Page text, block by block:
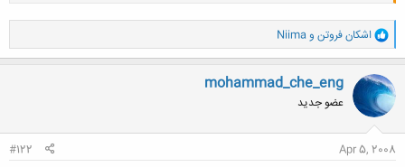
و
ا
ک
ن
ش
ه
ا
اشکان فروتن و Niima
mohammad_che_eng
عضو جدید
Apr 5, 2008
#122